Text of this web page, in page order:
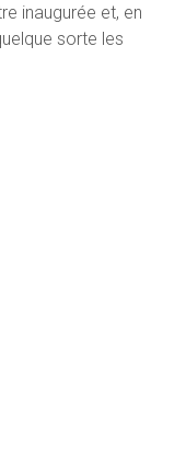
inaugurée et, en
sorte les